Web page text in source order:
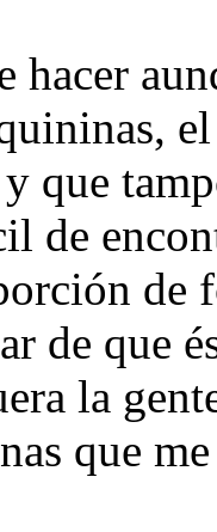
que
de
de
de que
la
que